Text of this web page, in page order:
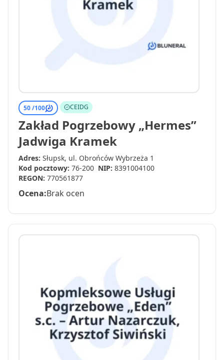
50 /100 CEIDG
Zakład Pogrzebowy „Hermes”
Jadwiga Kramek
Adres: Słupsk, ul. Obrońców Wybrzeża 1
Kod pocztowy: 76-200 NIP: 8391004100
REGON: 770561877
Ocena:Brak ocen